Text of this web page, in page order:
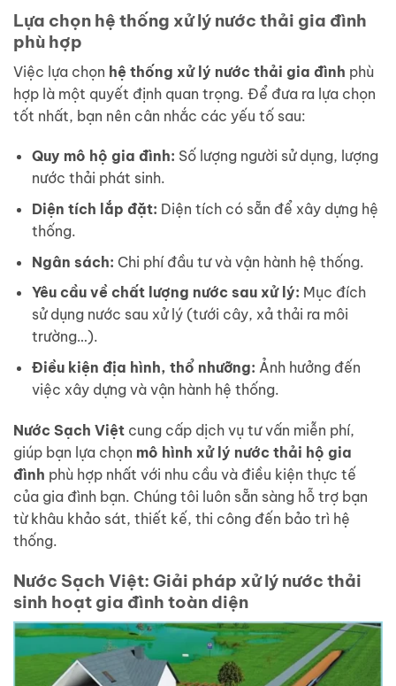
Lựa chọn hệ thống xử lý nước thải gia đình
phù hợp
Việc lựa chọn hệ thống xử lý nước thải gia đình phù
hợp là một quyết định quan trọng. Để đưa ra lựa chọn
tốt nhất, bạn nên cân nhắc các yếu tố sau:
Quy mô hộ gia đình: Số lượng người sử dụng, lượng
nước thải phát sinh.
Diện tích lắp đặt: Diện tích có sẵn để xây dựng hệ
thống.
Ngân sách: Chi phí đầu tư và vận hành hệ thống.
Yêu cầu về chất lượng nước sau xử lý: Mục đích
sử dụng nước sau xử lý (tưới cây, xả thải ra môi
trường…).
Điều kiện địa hình, thổ nhưỡng: Ảnh hưởng đến
việc xây dựng và vận hành hệ thống.
Nước Sạch Việt cung cấp dịch vụ tư vấn miễn phí,
giúp bạn lựa chọn mô hình xử lý nước thải hộ gia
đình phù hợp nhất với nhu cầu và điều kiện thực tế
của gia đình bạn. Chúng tôi luôn sẵn sàng hỗ trợ bạn
từ khâu khảo sát, thiết kế, thi công đến bảo trì hệ
thống.
Nước Sạch Việt: Giải pháp xử lý nước thải
sinh hoạt gia đình toàn diện